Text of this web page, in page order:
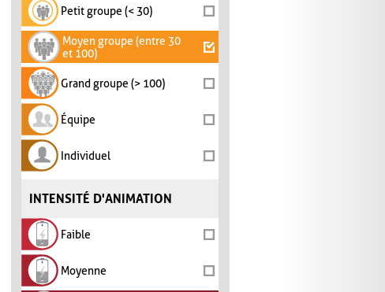
Petit groupe (< 30)
Moyen groupe (entre 30
et 100)
Grand groupe (> 100)
Équipe
Individuel
INTENSITÉ D'ANIMATION
Faible
Moyenne